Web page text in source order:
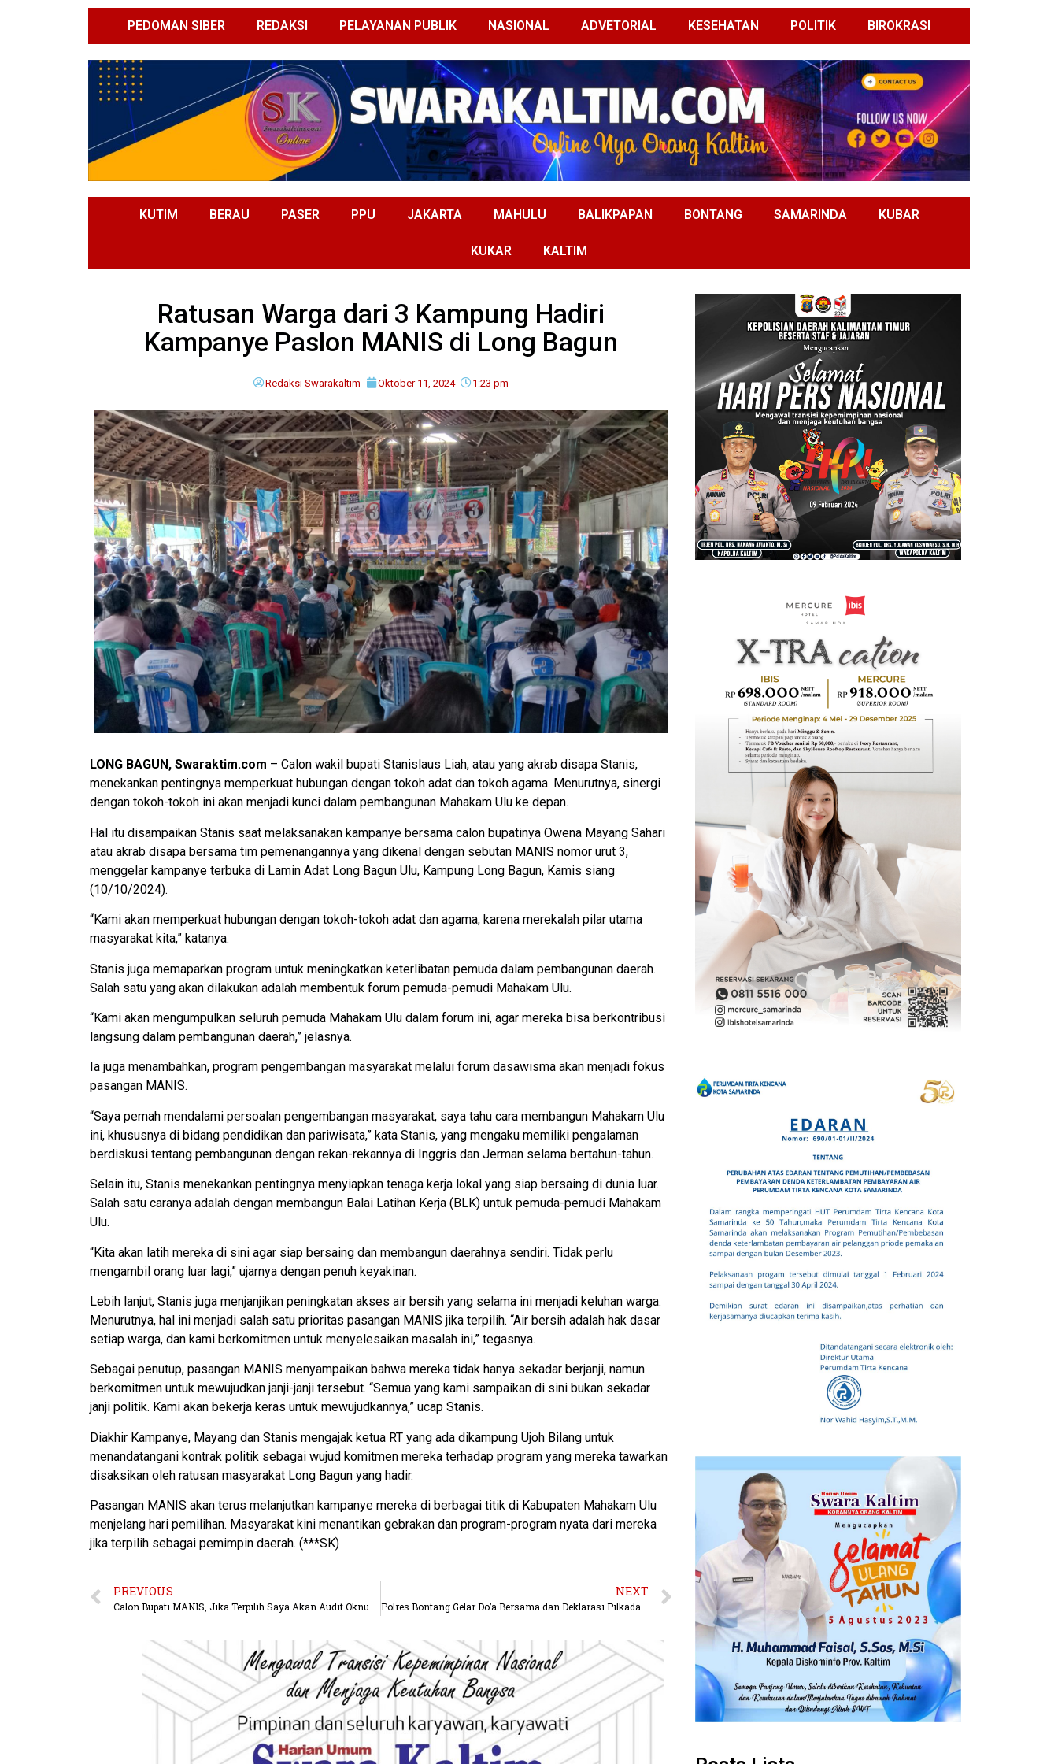
PEDOMAN SIBER REDAKSI PELAYANAN PUBLIK NASIONAL ADVETORIAL KESEHATAN POLITIK BIROKRASI
KUTIM BERAU PASER PPU JAKARTA MAHULU BALIKPAPAN BONTANG SAMARINDA KUBAR
KUKAR KALTIM
Ratusan Warga dari 3 Kampung Hadiri
Kampanye Paslon MANIS di Long Bagun
Redaksi Swarakaltim Oktober 11, 2024 1:23 pm
LONG BAGUN, Swaraktim.com – Calon wakil bupati Stanislaus Liah, atau yang akrab disapa Stanis,
menekankan pentingnya memperkuat hubungan dengan tokoh adat dan tokoh agama. Menurutnya, sinergi
dengan tokoh-tokoh ini akan menjadi kunci dalam pembangunan Mahakam Ulu ke depan.
Hal itu disampaikan Stanis saat melaksanakan kampanye bersama calon bupatinya Owena Mayang Sahari
atau akrab disapa bersama tim pemenangannya yang dikenal dengan sebutan MANIS nomor urut 3,
menggelar kampanye terbuka di Lamin Adat Long Bagun Ulu, Kampung Long Bagun, Kamis siang
(10/10/2024).
“Kami akan memperkuat hubungan dengan tokoh-tokoh adat dan agama, karena merekalah pilar utama
masyarakat kita,” katanya.
Stanis juga memaparkan program untuk meningkatkan keterlibatan pemuda dalam pembangunan daerah.
Salah satu yang akan dilakukan adalah membentuk forum pemuda-pemudi Mahakam Ulu.
“Kami akan mengumpulkan seluruh pemuda Mahakam Ulu dalam forum ini, agar mereka bisa berkontribusi
langsung dalam pembangunan daerah,” jelasnya.
Ia juga menambahkan, program pengembangan masyarakat melalui forum dasawisma akan menjadi fokus
pasangan MANIS.
“Saya pernah mendalami persoalan pengembangan masyarakat, saya tahu cara membangun Mahakam Ulu
ini, khususnya di bidang pendidikan dan pariwisata,” kata Stanis, yang mengaku memiliki pengalaman
berdiskusi tentang pembangunan dengan rekan-rekannya di Inggris dan Jerman selama bertahun-tahun.
Selain itu, Stanis menekankan pentingnya menyiapkan tenaga kerja lokal yang siap bersaing di dunia luar.
Salah satu caranya adalah dengan membangun Balai Latihan Kerja (BLK) untuk pemuda-pemudi Mahakam
Ulu.
“Kita akan latih mereka di sini agar siap bersaing dan membangun daerahnya sendiri. Tidak perlu
mengambil orang luar lagi,” ujarnya dengan penuh keyakinan.
Lebih lanjut, Stanis juga menjanjikan peningkatan akses air bersih yang selama ini menjadi keluhan warga.
Menurutnya, hal ini menjadi salah satu prioritas pasangan MANIS jika terpilih. “Air bersih adalah hak dasar
setiap warga, dan kami berkomitmen untuk menyelesaikan masalah ini,” tegasnya.
Sebagai penutup, pasangan MANIS menyampaikan bahwa mereka tidak hanya sekadar berjanji, namun
berkomitmen untuk mewujudkan janji-janji tersebut. “Semua yang kami sampaikan di sini bukan sekadar
janji politik. Kami akan bekerja keras untuk mewujudkannya,” ucap Stanis.
Diakhir Kampanye, Mayang dan Stanis mengajak ketua RT yang ada dikampung Ujoh Bilang untuk
menandatangani kontrak politik sebagai wujud komitmen mereka terhadap program yang mereka tawarkan
disaksikan oleh ratusan masyarakat Long Bagun yang hadir.
Pasangan MANIS akan terus melanjutkan kampanye mereka di berbagai titik di Kabupaten Mahakam Ulu
menjelang hari pemilihan. Masyarakat kini menantikan gebrakan dan program-program nyata dari mereka
jika terpilih sebagai pemimpin daerah. (***SK)
PREVIOUS NEXT